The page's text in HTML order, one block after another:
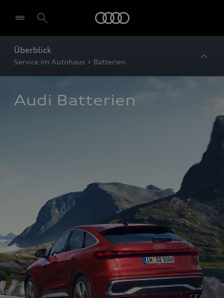
Überblick
Service im Autohaus > Batterien
Audi Batterien